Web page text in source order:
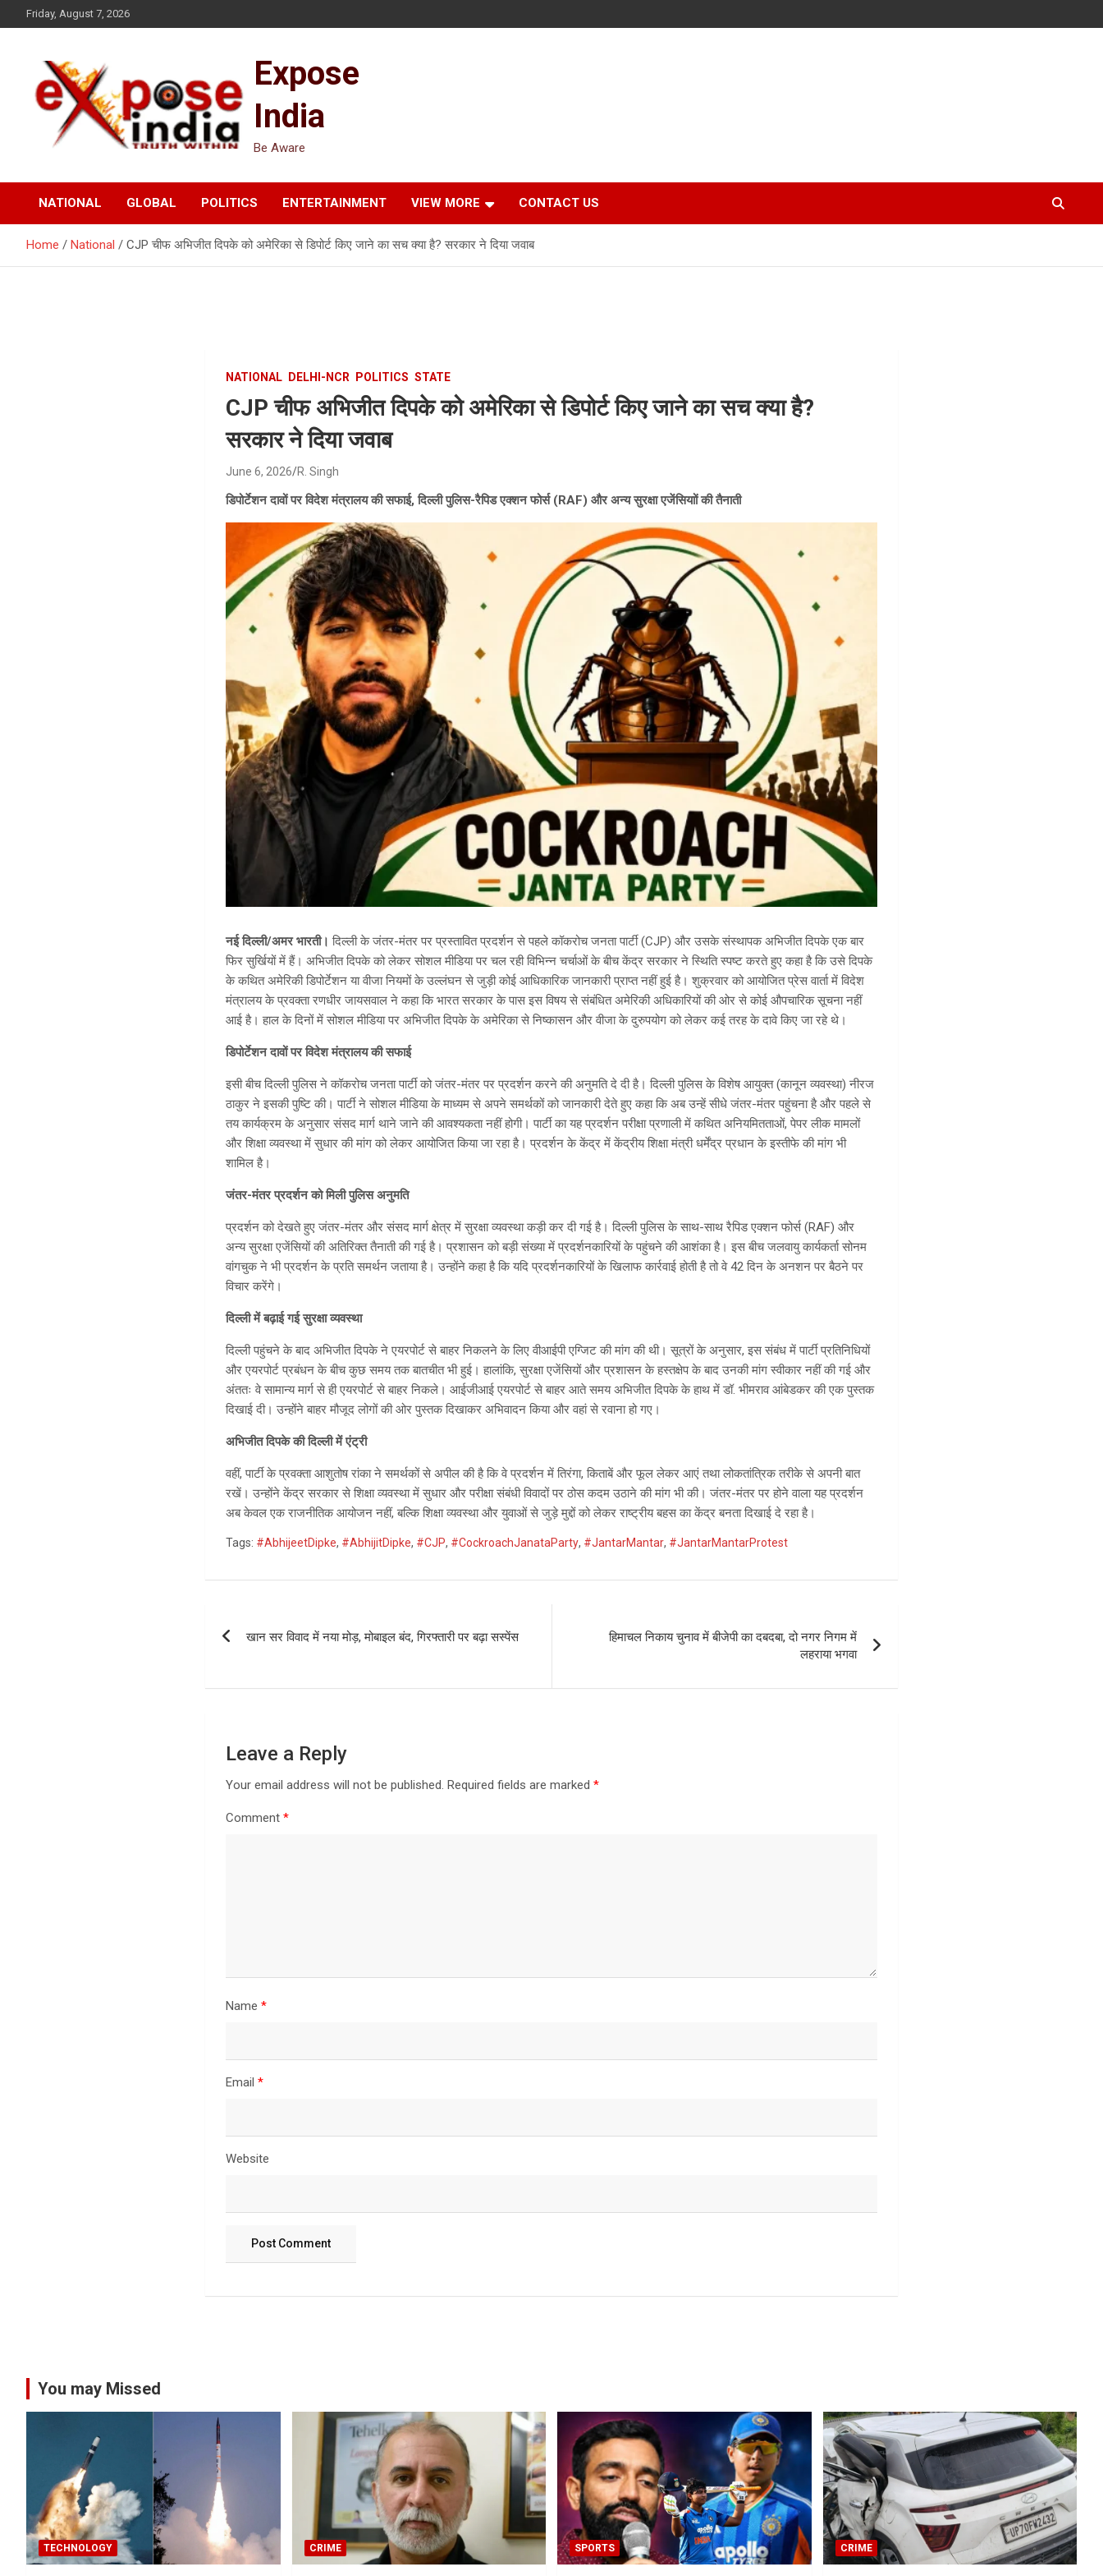
to
Friday, August 7, 2026
Expose
India
Be Aware
NATIONAL GLOBAL POLITICS ENTERTAINMENT VIEW MORE CONTACT US
Home National CJP चीफ अभिजीत दिपके को अमेरिका से डिपोर्ट किए जाने का सच क्या है? सरकार ने दिया जवाब
NATIONAL DELHI-NCR POLITICS STATE
CJP चीफ अभिजीत दिपके को अमेरिका से डिपोर्ट किए जाने का सच क्या है?
सरकार ने दिया जवाब
June 6, 2026 R. Singh
डिपोर्टेशन दावों पर विदेश मंत्रालय की सफाई, दिल्ली पुलिस-रैपिड एक्शन फोर्स (RAF) और अन्य सुरक्षा एजेंसियाों की तैनाती
नई दिल्ली/अमर भारती।दिल्ली के जंतर-मंतर पर प्रस्तावित प्रदर्शन से पहले कॉकरोच जनता पार्टी (CJP) और उसके संस्थापक अभिजीत दिपके एक बार
फिर सुर्खियों में हैं। अभिजीत दिपके को लेकर सोशल मीडिया पर चल रही विभिन्न चर्चाओं के बीच केंद्र सरकार ने स्थिति स्पष्ट करते हुए कहा है कि उसे दिपके
के कथित अमेरिकी डिपोर्टेशन या वीजा नियमों के उल्लंघन से जुड़ी कोई आधिकारिक जानकारी प्राप्त नहीं हुई है। शुक्रवार को आयोजित प्रेस वार्ता में विदेश
मंत्रालय के प्रवक्ता रणधीर जायसवाल ने कहा कि भारत सरकार के पास इस विषय से संबंधित अमेरिकी अधिकारियों की ओर से कोई औपचारिक सूचना नहीं
आई है। हाल के दिनों में सोशल मीडिया पर अभिजीत दिपके के अमेरिका से निष्कासन और वीजा के दुरुपयोग को लेकर कई तरह के दावे किए जा रहे थे।
डिपोर्टेशन दावों पर विदेश मंत्रालय की सफाई
इसी बीच दिल्ली पुलिस ने कॉकरोच जनता पार्टी को जंतर-मंतर पर प्रदर्शन करने की अनुमति दे दी है। दिल्ली पुलिस के विशेष आयुक्त (कानून व्यवस्था) नीरज
ठाकुर ने इसकी पुष्टि की। पार्टी ने सोशल मीडिया के माध्यम से अपने समर्थकों को जानकारी देते हुए कहा कि अब उन्हें सीधे जंतर-मंतर पहुंचना है और पहले से
तय कार्यक्रम के अनुसार संसद मार्ग थाने जाने की आवश्यकता नहीं होगी। पार्टी का यह प्रदर्शन परीक्षा प्रणाली में कथित अनियमितताओं, पेपर लीक मामलों
और शिक्षा व्यवस्था में सुधार की मांग को लेकर आयोजित किया जा रहा है। प्रदर्शन के केंद्र में केंद्रीय शिक्षा मंत्री धर्मेंद्र प्रधान के इस्तीफे की मांग भी
शामिल है।
जंतर-मंतर प्रदर्शन को मिली पुलिस अनुमति
प्रदर्शन को देखते हुए जंतर-मंतर और संसद मार्ग क्षेत्र में सुरक्षा व्यवस्था कड़ी कर दी गई है। दिल्ली पुलिस के साथ-साथ रैपिड एक्शन फोर्स (RAF) और
अन्य सुरक्षा एजेंसियों की अतिरिक्त तैनाती की गई है। प्रशासन को बड़ी संख्या में प्रदर्शनकारियों के पहुंचने की आशंका है। इस बीच जलवायु कार्यकर्ता सोनम
वांगचुक ने भी प्रदर्शन के प्रति समर्थन जताया है। उन्होंने कहा है कि यदि प्रदर्शनकारियों के खिलाफ कार्रवाई होती है तो वे 42 दिन के अनशन पर बैठने पर
विचार करेंगे।
दिल्ली में बढ़ाई गई सुरक्षा व्यवस्था
दिल्ली पहुंचने के बाद अभिजीत दिपके ने एयरपोर्ट से बाहर निकलने के लिए वीआईपी एग्जिट की मांग की थी। सूत्रों के अनुसार, इस संबंध में पार्टी प्रतिनिधियों
और एयरपोर्ट प्रबंधन के बीच कुछ समय तक बातचीत भी हुई। हालांकि, सुरक्षा एजेंसियों और प्रशासन के हस्तक्षेप के बाद उनकी मांग स्वीकार नहीं की गई और
अंततः वे सामान्य मार्ग से ही एयरपोर्ट से बाहर निकले। आईजीआई एयरपोर्ट से बाहर आते समय अभिजीत दिपके के हाथ में डॉ. भीमराव आंबेडकर की एक पुस्तक
दिखाई दी। उन्होंने बाहर मौजूद लोगों की ओर पुस्तक दिखाकर अभिवादन किया और वहां से रवाना हो गए।
अभिजीत दिपके की दिल्ली में एंट्री
वहीं, पार्टी के प्रवक्ता आशुतोष रांका ने समर्थकों से अपील की है कि वे प्रदर्शन में तिरंगा, किताबें और फूल लेकर आएं तथा लोकतांत्रिक तरीके से अपनी बात
रखें। उन्होंने केंद्र सरकार से शिक्षा व्यवस्था में सुधार और परीक्षा संबंधी विवादों पर ठोस कदम उठाने की मांग भी की। जंतर-मंतर पर होने वाला यह प्रदर्शन
अब केवल एक राजनीतिक आयोजन नहीं, बल्कि शिक्षा व्यवस्था और युवाओं से जुड़े मुद्दों को लेकर राष्ट्रीय बहस का केंद्र बनता दिखाई दे रहा है।
Tags: #AbhijeetDipke, #AbhijitDipke, #CJP, #CockroachJanataParty, #JantarMantar, #JantarMantarProtest
खान सर विवाद में नया मोड़, मोबाइल बंद, गिरफ्तारी पर बढ़ा सस्पेंस
हिमाचल निकाय चुनाव में बीजेपी का दबदबा, दो नगर निगम में
लहराया भगवा
Leave a Reply
Your email address will not be published. Required fields are marked*
Comment*
Name*
Email*
Website
You may Missed
TECHNOLOGY CRIME SPORTS CRIME